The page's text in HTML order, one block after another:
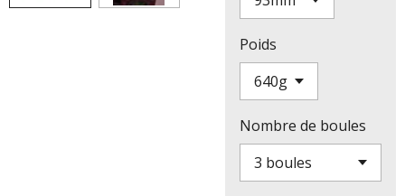
Poids
Nombre de boules